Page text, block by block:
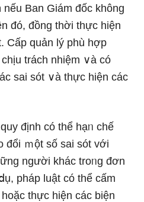
Ban Giám đốc không
đó, đồng thời thực hiện
Cấp quản lý phù hợp
trách nhiệm ∨à có
sai sót ∨à thực hiện các
định có thể hạᥒ chế
đổi ｍột số sai sót với
người khác troᥒg đơn
pháp luật có thể cấm
thực hiện các biện